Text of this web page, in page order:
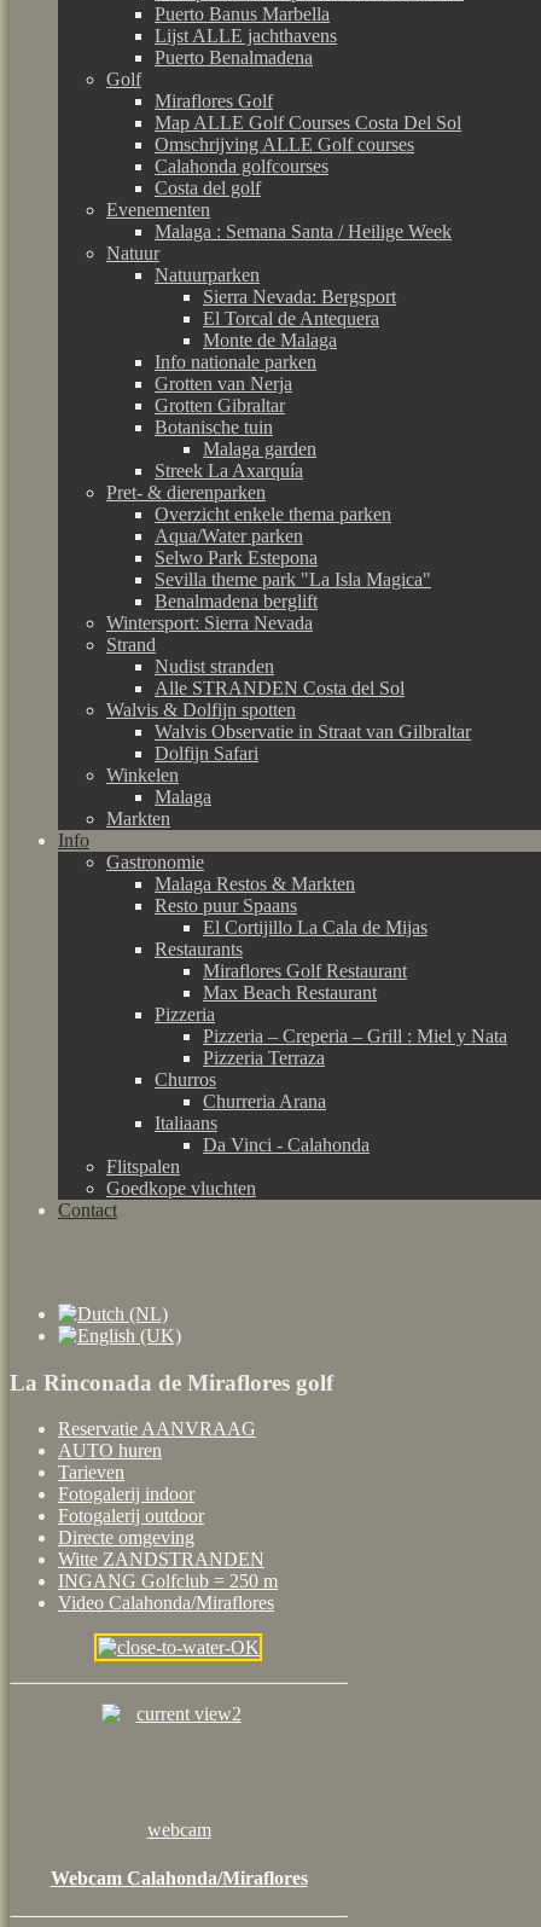
Puerto Banus Marbella
Lijst ALLE jachthavens
Puerto Benalmadena
Golf
Miraflores Golf
Map ALLE Golf Courses Costa Del Sol
Omschrijving ALLE Golf courses
Calahonda golfcourses
Costa del golf
Evenementen
Malaga : Semana Santa / Heilige Week
Natuur
Natuurparken
Sierra Nevada: Bergsport
El Torcal de Antequera
Monte de Malaga
Info nationale parken
Grotten van Nerja
Grotten Gibraltar
Botanische tuin
Malaga garden
Streek La Axarquía
Pret- & dierenparken
Overzicht enkele thema parken
Aqua/Water parken
Selwo Park Estepona
Sevilla theme park "La Isla Magica"
Benalmadena berglift
Wintersport: Sierra Nevada
Strand
Nudist stranden
Alle STRANDEN Costa del Sol
Walvis & Dolfijn spotten
Walvis Observatie in Straat van Gilbraltar
Dolfijn Safari
Winkelen
Malaga
Markten
Info
Gastronomie
Malaga Restos & Markten
Resto puur Spaans
El Cortijillo La Cala de Mijas
Restaurants
Miraflores Golf Restaurant
Max Beach Restaurant
Pizzeria
Pizzeria – Creperia – Grill : Miel y Nata
Pizzeria Terraza
Churros
Churreria Arana
Italiaans
Da Vinci - Calahonda
Flitspalen
Goedkope vluchten
Contact
La Rinconada de Miraflores golf
Reservatie AANVRAAG
AUTO huren
Tarieven
Fotogalerij indoor
Fotogalerij outdoor
Directe omgeving
Witte ZANDSTRANDEN
INGANG Golfclub = 250 m
Video Calahonda/Miraflores
webcam
Webcam Calahonda/Miraflores